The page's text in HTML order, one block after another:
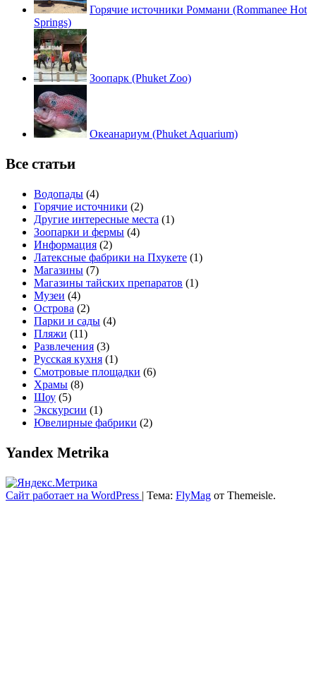
Горячие источники Роммани (Rommanee Hot
Springs)
Зоопарк (Phuket Zoo)
Океанариум (Phuket Aquarium)
Все статьи
Водопады (4)
Горячие источники (2)
Другие интересные места (1)
Зоопарки и фермы (4)
Информация (2)
Латексные фабрики на Пхукете (1)
Магазины (7)
Магазины тайских препаратов (1)
Музеи (4)
Острова (2)
Парки и сады (4)
Пляжи (11)
Развлечения (3)
Русская кухня (1)
Смотровые площадки (6)
Храмы (8)
Шоу (5)
Экскурсии (1)
Ювелирные фабрики (2)
Yandex Metrika
Сайт работает на WordPress | Тема: FlyMag от Themeisle.